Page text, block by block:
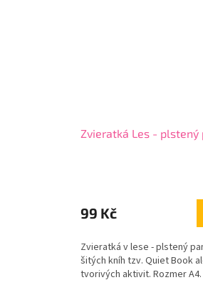
Zvieratká Les - plstený
99 Kč
Zvieratká v lese - plstený
šitých kníh tzv. Quiet Book
tvorivých aktivit. Rozmer A4.